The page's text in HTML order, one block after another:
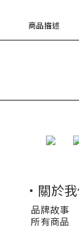
商品描述
・關於我
品牌故事
所有商品